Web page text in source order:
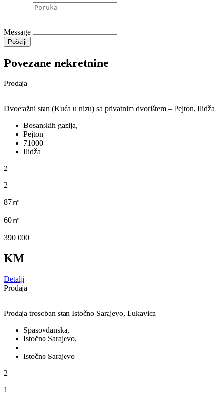
Message
Pošalji
Povezane nekretnine
Prodaja
Dvoetažni stan (Kuća u nizu) sa privatnim dvorištem – Pejton, Ilidža
Bosanskih gazija,
Pejton,
71000
Ilidža
2
2
87㎡
60㎡
390 000
KM
Detalji
Prodaja
Prodaja trosoban stan Istočno Sarajevo, Lukavica
Spasovdanska,
Istočno Sarajevo,
Istočno Sarajevo
2
1